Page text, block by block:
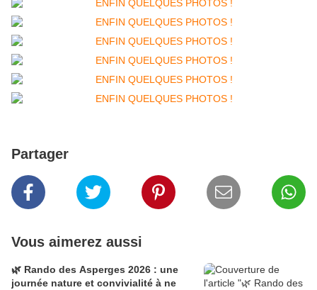
Partager
Vous aimerez aussi
🌿 Rando des Asperges 2026 : une
journée nature et convivialité à ne